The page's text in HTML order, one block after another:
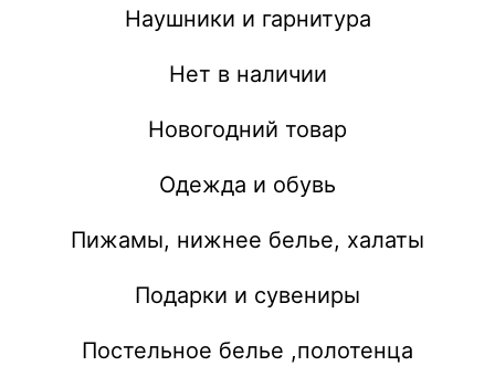
Наушники и гарнитура
Нет в наличии
Новогодний товар
Одежда и обувь
Пижамы, нижнее белье, халаты
Подарки и сувениры
Постельное белье ,полотенца